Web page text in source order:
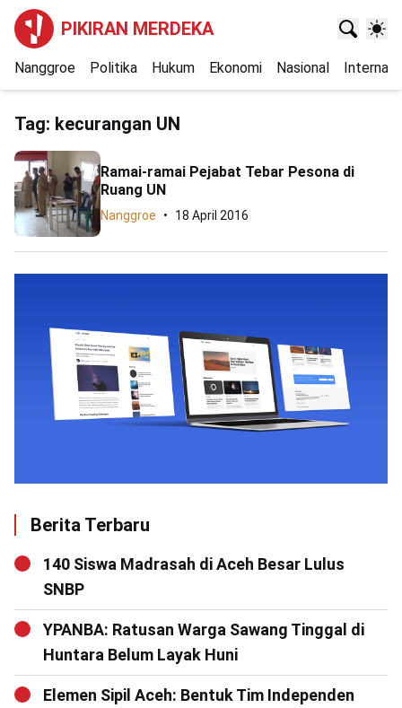
PIKIRAN MERDEKA
Nanggroe Politika Hukum Ekonomi Nasional
Tag: kecurangan UN
Ramai-ramai Pejabat Tebar Pesona di
Ruang UN
Nanggroe 18 April 2016
Berita Terbaru
140 Siswa Madrasah di Aceh Besar Lulus
SNBP
YPANBA: Ratusan Warga Sawang Tinggal di
Huntara Belum Layak Huni
Elemen Sipil Aceh: Bentuk Tim Independen